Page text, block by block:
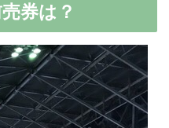
券は？